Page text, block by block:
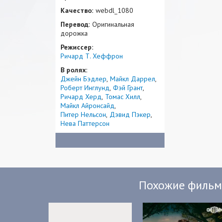
Качество: webdl_1080
Перевод: Оригинальная
дорожка
Режиссер:
Ричард Т. Хеффрон
В ролях:
Джейн Бэдлер Майкл Даррел
Роберт Инглунд Фэй Грант
Ричард Херд Томас Хилл
Майкл Айронсайд
Питер Нельсон Дэвид Пэкер
Нева Паттерсон
Похожие